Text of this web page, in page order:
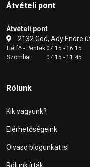
Átvételi pont
Átvételi pont
2132 Göd, Ady Endre
Hétfő - Péntek07:15 - 16:15
Szombat
07:15 - 11:45
Rólunk
Kik vagyunk?
Elérhetőségeink
Olvasd blogunkat is!